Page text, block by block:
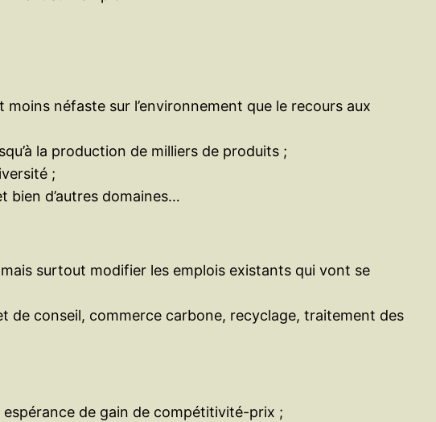
néfaste sur l’environnement que le recours aux
la production de milliers de produits ;
;
d’autres domaines…
surtout modifier les emplois existants qui vont se
de conseil, commerce carbone, recyclage, traitement des
de gain de compétitivité-prix ;